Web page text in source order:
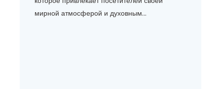
мирной атмосферой и духовным...